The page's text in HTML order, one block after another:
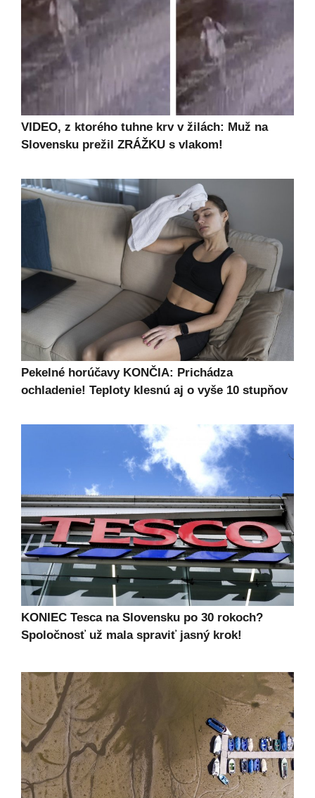
VIDEO, z ktorého tuhne krv v žilách: Muž na
Slovensku prežil ZRÁŽKU s vlakom!
Pekelné horúčavy KONČIA: Prichádza
ochladenie! Teploty klesnú aj o vyše 10 stupňov
KONIEC Tesca na Slovensku po 30 rokoch?
Spoločnosť už mala spraviť jasný krok!